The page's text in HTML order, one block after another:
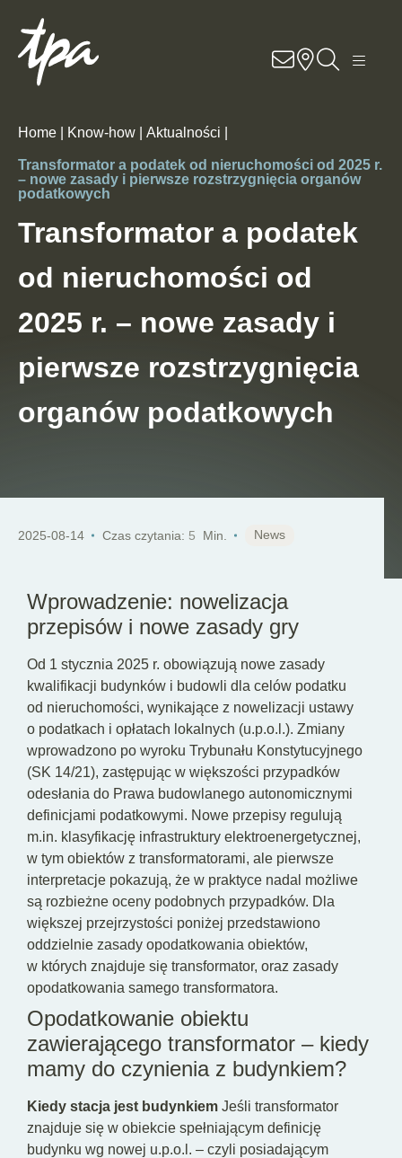
Know-how
Specjalizacje
Kariera
Lokalizacje
Kontakt
PL
Home | Know-how | Aktualności |
Transformator a podatek od nieruchomości od 2025 r.
– nowe zasady i pierwsze rozstrzygnięcia organów
podatkowych
Transformator a podatek
od nieruchomości od
2025 r. – nowe zasady i
pierwsze rozstrzygnięcia
organów podatkowych
2025-08-14 Czas czytania: 5 Min. News
Wprowadzenie: nowelizacja
przepisów i nowe zasady gry
Od 1 stycznia 2025 r. obowiązują nowe zasady
kwalifikacji budynków i budowli dla celów podatku
od nieruchomości, wynikające z nowelizacji ustawy
o podatkach i opłatach lokalnych (u.p.o.l.). Zmiany
wprowadzono po wyroku Trybunału Konstytucyjnego
(SK 14/21), zastępując w większości przypadków
odesłania do Prawa budowlanego autonomicznymi
definicjami podatkowymi. Nowe przepisy regulują
m.in. klasyfikację infrastruktury elektroenergetycznej,
w tym obiektów z transformatorami, ale pierwsze
interpretacje pokazują, że w praktyce nadal możliwe
są rozbieżne oceny podobnych przypadków. Dla
większej przejrzystości poniżej przedstawiono
oddzielnie zasady opodatkowania obiektów,
w których znajduje się transformator, oraz zasady
opodatkowania samego transformatora.
Opodatkowanie obiektu
zawierającego transformator – kiedy
mamy do czynienia z budynkiem?
Kiedy stacja jest budynkiem Jeśli transformator
znajduje się w obiekcie spełniającym definicję
budynku wg nowej u.p.o.l. – czyli posiadającym